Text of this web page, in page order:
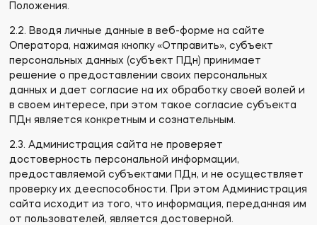
Положения.
2.2. Вводя личные данные в веб-форме на сайте
Оператора, нажимая кнопку «Отправить», субъект
персональных данных (субъект ПДн) принимает
решение о предоставлении своих персональных
данных и дает согласие на их обработку своей волей и
в своем интересе, при этом такое согласие субъекта
ПДн является конкретным и сознательным.
2.3. Администрация сайта не проверяет
достоверность персональной информации,
предоставляемой субъектами ПДн, и не осуществляет
проверку их дееспособности. При этом Администрация
сайта исходит из того, что информация, переданная им
от пользователей, является достоверной.